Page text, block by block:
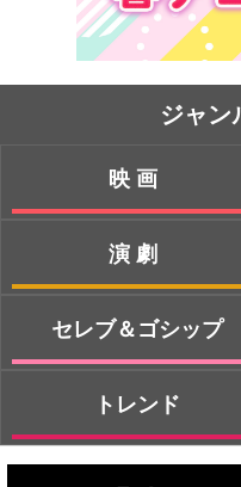
ジャン
映画
演劇
セレブ＆ゴシップ
トレンド